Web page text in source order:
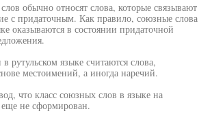
обычно относят слова, которые связывают
с придаточным. Как правило, союзные слова
оказываются в состоянии придаточной
рутульском языке считаются слова,
местоимений, а иногда наречий.
что класс союзных слов в языке на
не сформирован.